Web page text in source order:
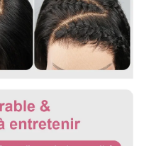
la tête et mesurez
longue en bas.
vous devez lisser les
doucement les cheveux
nous contacter :